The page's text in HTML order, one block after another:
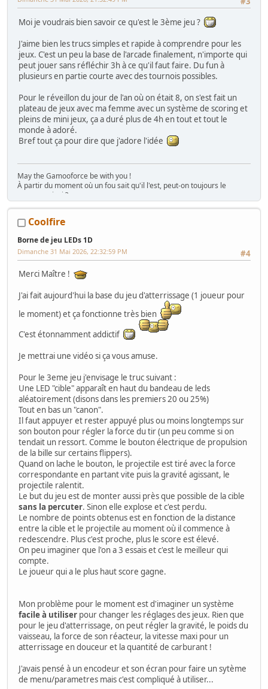
Moi je voudrais bien savoir ce qu'est le 3ème jeu ?
J'aime bien les trucs simples et rapide à comprendre pour les
jeux. C'est un peu la base de l'arcade finalement, n'importe qui
peut jouer sans réfléchir 3h à ce qu'il faut faire. Du fun à
plusieurs en partie courte avec des tournois possibles.
Pour le réveillon du jour de l'an où on était 8, on s'est fait un
plateau de jeux avec ma femme avec un système de scoring et
pleins de mini jeux, ça a duré plus de 4h en tout et tout le
monde à adoré.
Bref tout ça pour dire que j'adore l'idée
May the Gamooforce be with you !
À partir du moment où un fou sait qu'il l'est, peut-on toujours le
nommer ainsi ?
Boulot, rétro, dodo... et un peu (beaucoup) de TATC© (Touche A Tout
Le WIP en slip et le hack Sega en Pijama !
Coolfire
Borne de jeu LEDs 1D
#4
Dimanche 31 Mai 2026, 22:32:59 PM
Merci Maître !
J'ai fait aujourd'hui la base du jeu d'atterrissage (1 joueur pour
le moment) et ça fonctionne très bien
C'est étonnamment addictif
Je mettrai une vidéo si ça vous amuse.
Pour le 3eme jeu j'envisage le truc suivant :
Une LED "cible" apparaît en haut du bandeau de leds
aléatoirement (disons dans les premiers 20 ou 25%)
Tout en bas un "canon".
Il faut appuyer et rester appuyé plus ou moins longtemps sur
son bouton pour régler la force du tir (un peu comme si on
tendait un ressort. Comme le bouton électrique de propulsion
de la bille sur certains flippers).
Quand on lache le bouton, le projectile est tiré avec la force
correspondante en partant vite puis la gravité agissant, le
projectile ralentit.
Le but du jeu est de monter aussi près que possible de la cible
sans la percuter. Sinon elle explose et c'est perdu.
Le nombre de points obtenus est en fonction de la distance
entre la cible et le projectile au moment où il commence à
redescendre. Plus c'est proche, plus le score est élevé.
On peu imaginer que l'on a 3 essais et c'est le meilleur qui
compte.
Le joueur qui a le plus haut score gagne.
Mon problème pour le moment est d'imaginer un système
facile à utiliser pour changer les réglages des jeux. Rien que
pour le jeu d'atterrissage, on peut régler la gravité, le poids du
vaisseau, la force de son réacteur, la vitesse maxi pour un
atterrissage en douceur et la quantité de carburant !
J'avais pensé à un encodeur et son écran pour faire un sytème
de menu/parametres mais c'est compliqué à utiliser...